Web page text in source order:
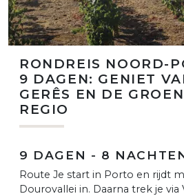
RONDREIS NOORD-
9 DAGEN: GENIET
GERÊS EN DE
REGIO
9 DAGEN - 8
Route Je start in Porto en rijdt
Dourovallei in. Daarna trek je via